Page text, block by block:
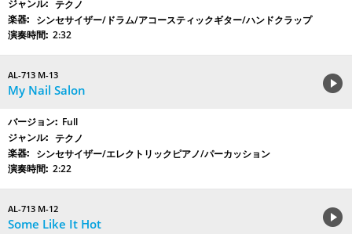
テクノ
シンセサイザー/ドラム/アコースティックギター/ハンドクラップ
2:32
AL-713 M-13
My Nail Salon
Full
テクノ
シンセサイザー/エレクトリックピアノ/パーカッション
2:22
AL-713 M-12
Some Like It Hot